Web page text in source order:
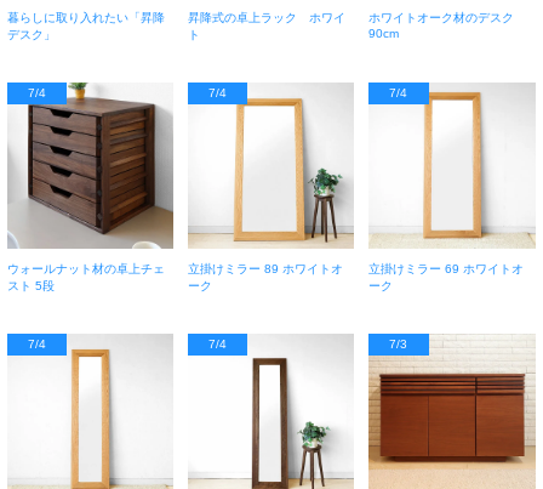
暮らしに取り入れたい「昇降
デスク」
昇降式の卓上ラック ホワイ
ト
ホワイトオーク材のデスク
90cm
7/4
ウォールナット材の卓上チェ
スト 5段
7/4
立掛けミラー 89 ホワイトオ
ーク
7/4
立掛けミラー 69 ホワイトオ
ーク
7/4 7/4 7/3